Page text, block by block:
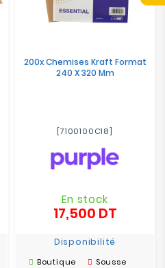
200x Chemises Kraft Format
240 X 320 Mm
[7100100C18]
En stock
17,500 DTPrix
Disponibilité
Boutique
Sousse